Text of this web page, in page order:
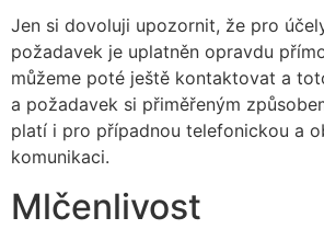
Jen si dovoluji upozornit, že pro
požadavek je uplatněn opravdu
můžeme poté ještě kontaktovat a
a požadavek si přiměřeným
platí i pro případnou telefonickou a
komunikaci.
Mlčenlivost